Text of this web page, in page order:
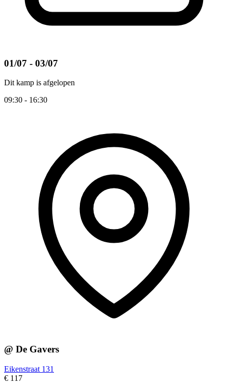
01/07 - 03/07
Dit kamp is afgelopen
09:30 - 16:30
@ De Gavers
Eikenstraat 131
€ 117